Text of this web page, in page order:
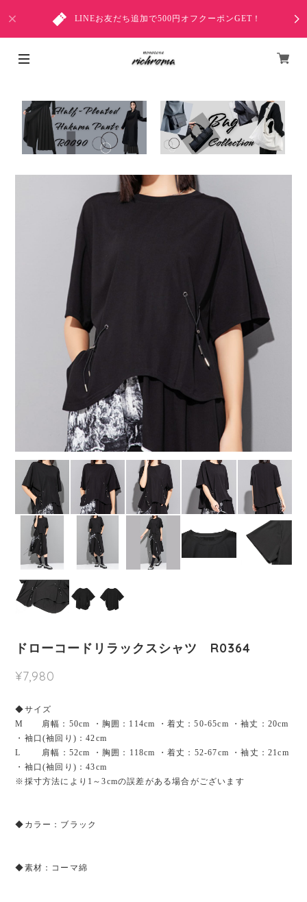
LINEお友だち追加で500円オフクーポンGET！
ドローコードリラックスシャツ R0364
¥7,980
◆サイズ
M 肩幅：50cm ・胸囲：114cm ・着丈：50-65cm ・袖丈：20cm
・袖口(袖回り)：42cm
L 肩幅：52cm ・胸囲：118cm ・着丈：52-67cm ・袖丈：21cm
・袖口(袖回り)：43cm
※採寸方法により1～3cmの誤差がある場合がございます
◆カラー：ブラック
◆素材：コーマ綿